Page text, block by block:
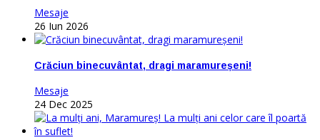
Mesaje
26 Iun 2026
Crăciun binecuvântat, dragi maramureșeni!
Mesaje
24 Dec 2025